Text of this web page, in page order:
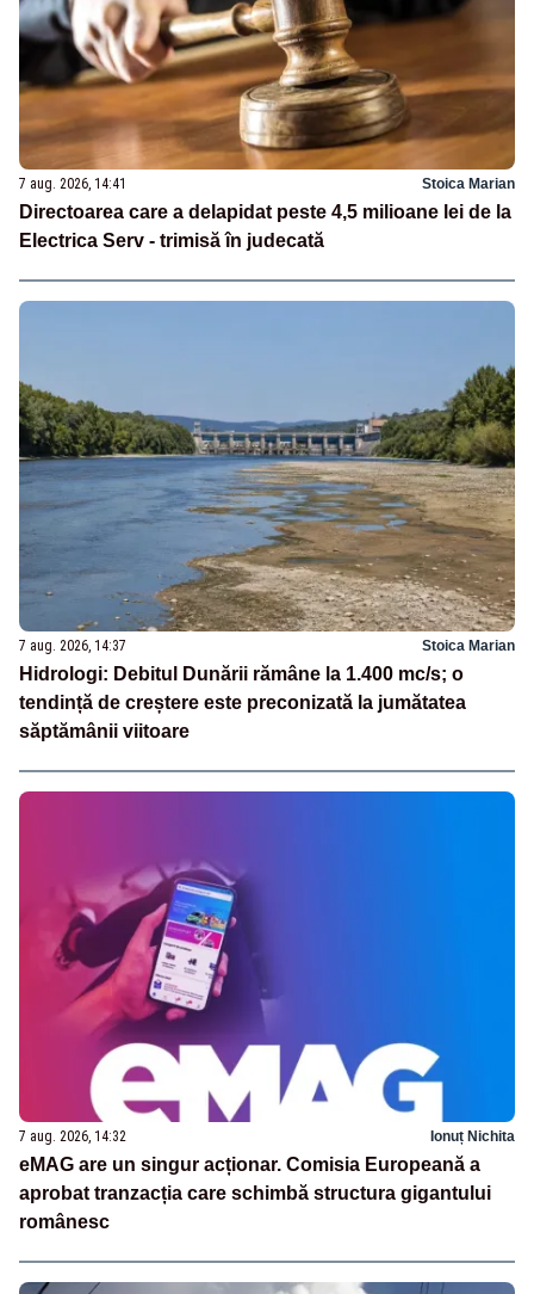
7 aug. 2026, 14:41 Stoica Marian
Directoarea care a delapidat peste 4,5 milioane lei de la
Electrica Serv - trimisă în judecată
7 aug. 2026, 14:37 Stoica Marian
Hidrologi: Debitul Dunării rămâne la 1.400 mc/s; o
tendință de creștere este preconizată la jumătatea
săptămânii viitoare
7 aug. 2026, 14:32 Ionuț Nichita
eMAG are un singur acționar. Comisia Europeană a
aprobat tranzacția care schimbă structura gigantului
românesc